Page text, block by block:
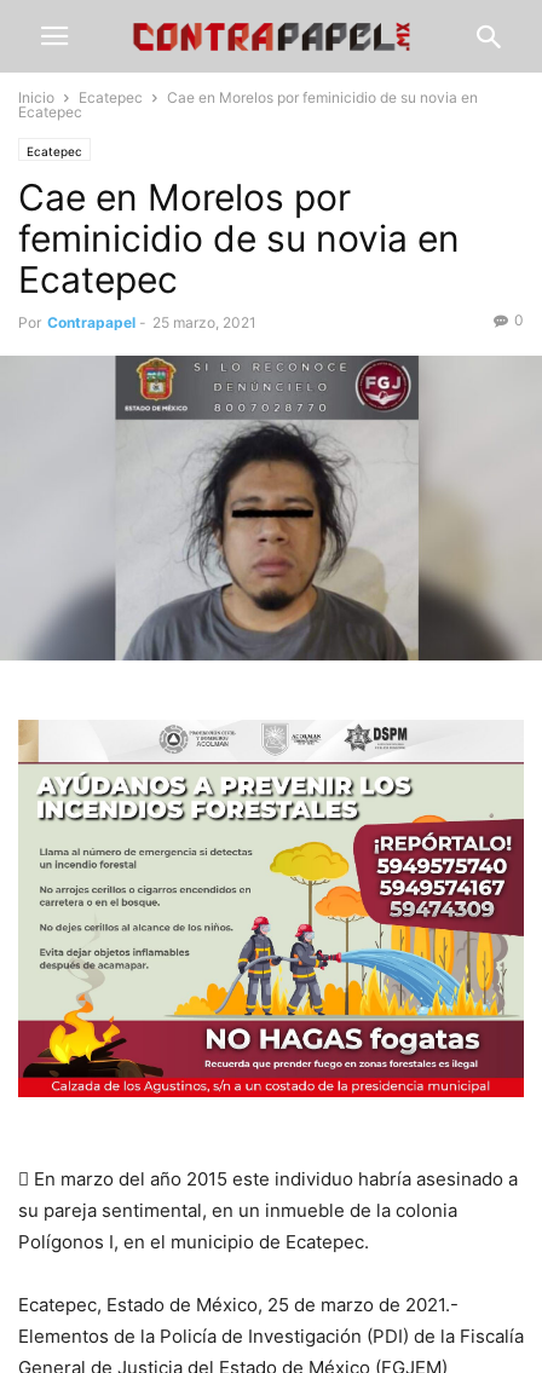
Inicio Ecatepec
Cae en Morelos por feminicidio de su novia en
Ecatepec
Ecatepec
Cae en Morelos por
feminicidio de su novia en
Ecatepec
Por Contrapapel - 25 marzo, 2021 0
 En marzo del año 2015 este individuo habría asesinado a
su pareja sentimental, en un inmueble de la colonia
Polígonos I, en el municipio de Ecatepec.
Ecatepec, Estado de México, 25 de marzo de 2021.-
Elementos de la Policía de Investigación (PDI) de la Fiscalía
General de Justicia del Estado de México (FGJEM)